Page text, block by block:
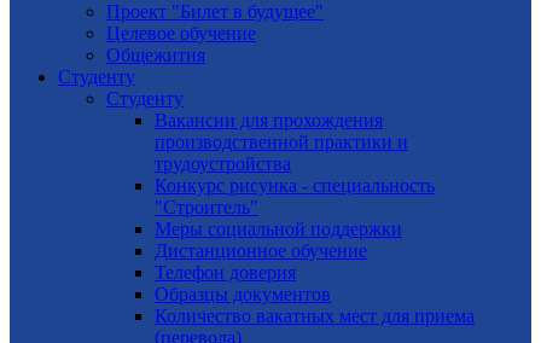
Проект "Билет в будущее"
Целевое обучение
Общежития
Студенту
Студенту
Вакансии для прохождения
производственной практики и
трудоустройства
Конкурс рисунка - специальность
"Строитель"
Меры социальной поддержки
Дистанционное обучение
Телефон доверия
Образцы документов
Количество вакатных мест для приема
(перевода)